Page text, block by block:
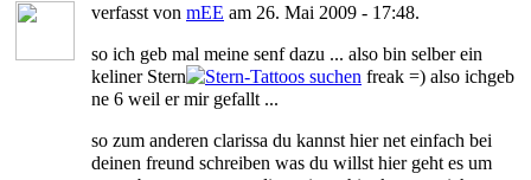
verfasst von mEE am 26. Mai 2009 - 17:48.
so ich geb mal meine senf dazu ... also bin selber ein
keliner Stern
freak =) also ichgeb
ne 6 weil er mir gefallt ...
so zum anderen clarissa du kannst hier net einfach bei
deinen freund schreiben was du willst hier geht es um